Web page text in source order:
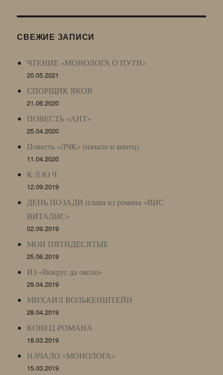
LJ
СВЕЖИЕ ЗАПИСИ
ЧТЕНИЕ «МОНОЛОГА О ПУТИ»
20.05.2021
СПОРЩИК ЯКОВ
21.06.2020
ПОВЕСТЬ «АНТ»
25.04.2020
Повесть «ЛЧК» (начало и конец)
11.04.2020
К Л Ю Ч
12.09.2019
ДЕНЬ ПОЗАДИ (глава из романа «ВИС
ВИТАЛИС»
02.09.2019
МОИ ПЯТИДЕСЯТЫЕ
25.06.2019
ИЗ «Вокруг да около»
29.04.2019
МИХАИЛ ВОЛЬКЕНШТЕЙН
28.04.2019
КОНЕЦ РОМАНА
18.03.2019
НАЧАЛО «МОНОЛОГА»
15.03.2019